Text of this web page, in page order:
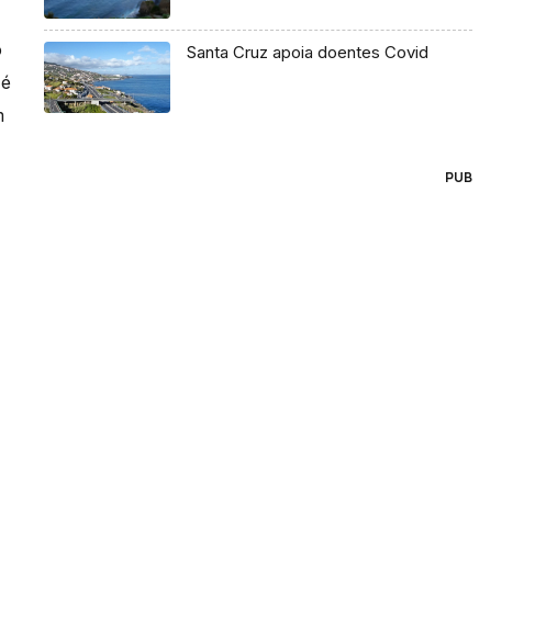
Santa Cruz apoia doentes Covid
PUB